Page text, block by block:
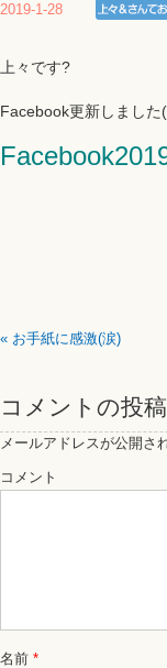
2019-1-28
上々です?
Facebook更新しました
« お手紙に感激(涙)
コメントの投稿
メールアドレスが公開さ
コメント
名前 *